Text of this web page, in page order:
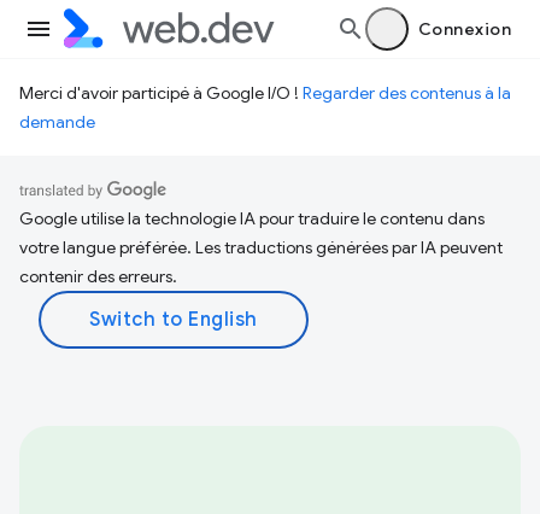
Connexion
Merci d'avoir participé à Google I/O ! Regarder des contenus à la
demande
Google utilise la technologie IA pour traduire le contenu dans
votre langue préférée. Les traductions générées par IA peuvent
contenir des erreurs.